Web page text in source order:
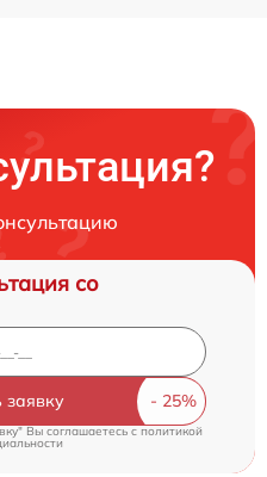
со
заявку
Вы соглашаетесь cполитикой